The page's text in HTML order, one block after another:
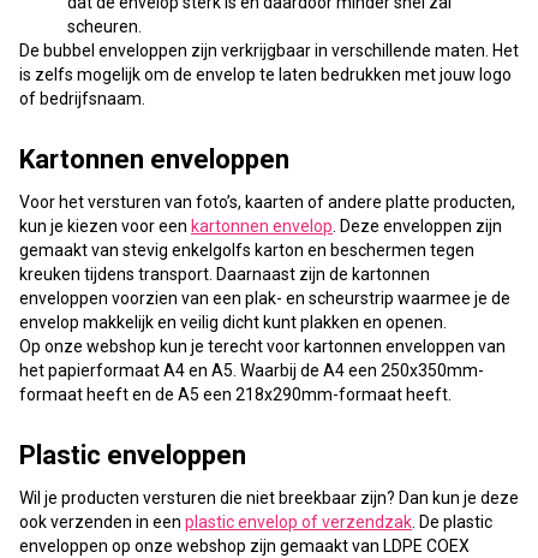
scheuren.
De bubbel enveloppen zijn verkrijgbaar in verschillende maten. Het
is zelfs mogelijk om de envelop te laten bedrukken met jouw logo
of bedrijfsnaam.
Kartonnen enveloppen
Voor het versturen van foto’s, kaarten of andere platte producten,
kun je kiezen voor een kartonnen envelop. Deze enveloppen zijn
gemaakt van stevig enkelgolfs karton en beschermen tegen
kreuken tijdens transport. Daarnaast zijn de kartonnen
enveloppen voorzien van een plak- en scheurstrip waarmee je de
envelop makkelijk en veilig dicht kunt plakken en openen.
Op onze webshop kun je terecht voor kartonnen enveloppen van
het papierformaat A4 en A5. Waarbij de A4 een 250x350mm-
formaat heeft en de A5 een 218x290mm-formaat heeft.
Plastic enveloppen
Wil je producten versturen die niet breekbaar zijn? Dan kun je deze
ook verzenden in een plastic envelop of verzendzak. De plastic
enveloppen op onze webshop zijn gemaakt van LDPE COEX